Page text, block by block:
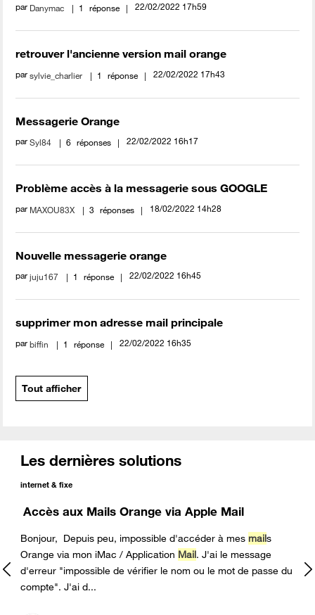
par Danymac 1 réponse ‎22/02/2022 17h59
retrouver l'ancienne version mail orange
parsylvie_charlier 1 réponse ‎22/02/2022 17h43
Messagerie Orange
parSyl84 6 réponses ‎22/02/2022 16h17
Problème accès à la messagerie sous GOOGLE
par MAXOU83X 3 réponses ‎18/02/2022 14h28
Nouvelle messagerie orange
parjuju167 1 réponse ‎22/02/2022 16h45
supprimer mon adresse mail principale
parbiffin 1 réponse ‎22/02/2022 16h35
Tout afficher
Les dernières solutions
internet & fixe
Accès aux Mails Orange via Apple Mail
Bonjour, Depuis peu, impossible d'accéder à mes mails
Orange via mon iMac / Application Mail. J'ai le message
d'erreur "impossible de vérifier le nom ou le mot de passe du
compte". J'ai d...